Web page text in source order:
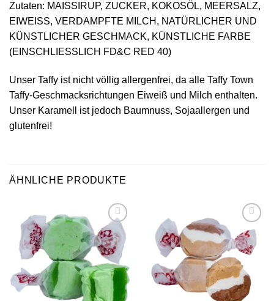
Zutaten: MAISSIRUP, ZUCKER, KOKOSÖL, MEERSALZ,
EIWEISS, VERDAMPFTE MILCH, NATÜRLICHER UND
KÜNSTLICHER GESCHMACK, KÜNSTLICHE FARBE
(EINSCHLIESSLICH FD&C RED 40)
Unser Taffy ist nicht völlig allergenfrei, da alle Taffy Town
Taffy-Geschmacksrichtungen Eiweiß und Milch enthalten.
Unser Karamell ist jedoch Baumnuss, Sojaallergen und
glutenfrei!
ÄHNLICHE PRODUKTE
Add to
wishlist
Add to
wishlist